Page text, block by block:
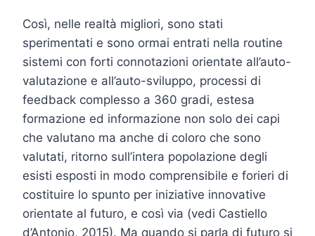
Così, nelle realtà migliori, sono stati
sperimentati e sono ormai entrati nella routine
sistemi con forti connotazioni orientate all’auto-
valutazione e all’auto-sviluppo, processi di
feedback complesso a 360 gradi, estesa
formazione ed informazione non solo dei capi
che valutano ma anche di coloro che sono
valutati, ritorno sull’intera popolazione degli
esisti esposti in modo comprensibile e forieri di
costituire lo spunto per iniziative innovative
orientate al futuro, e così via (vedi Castiello
d’Antonio, 2015). Ma quando si parla di futuro si